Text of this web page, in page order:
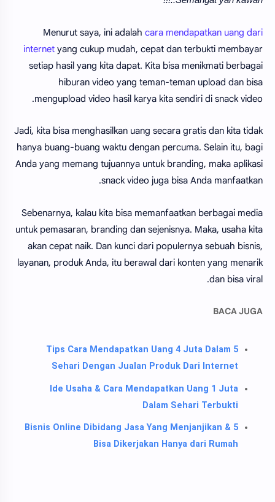
Menurut saya, ini adalah cara mendapatkan uang dari
internet yang cukup mudah, cepat dan terbukti membayar
setiap hasil yang kita dapat. Kita bisa menikmati berbagai
hiburan video yang teman-teman upload dan bisa
mengupload video hasil karya kita sendiri di snack video.
Jadi, kita bisa menghasilkan uang secara gratis dan kita tidak
hanya buang-buang waktu dengan percuma. Selain itu, bagi
Anda yang memang tujuannya untuk branding, maka aplikasi
snack video juga bisa Anda manfaatkan.
Sebenarnya, kalau kita bisa memanfaatkan berbagai media
untuk pemasaran, branding dan sejenisnya. Maka, usaha kita
akan cepat naik. Dan kunci dari populernya sebuah bisnis,
layanan, produk Anda, itu berawal dari konten yang menarik
dan bisa viral.
BACA JUGA
5 Tips Cara Mendapatkan Uang 4 Juta Dalam
Sehari Dengan Jualan Produk Dari Internet
Ide Usaha & Cara Mendapatkan Uang 1 Juta
Dalam Sehari Terbukti
5 Bisnis Online Dibidang Jasa Yang Menjanjikan &
Bisa Dikerjakan Hanya dari Rumah